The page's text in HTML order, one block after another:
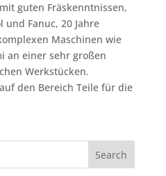
guten Fräskenntnissen,
Fanuc, 20 Jahre
Maschinen wie
an einer sehr großen
Werkstücken.
den Bereich Teile für die